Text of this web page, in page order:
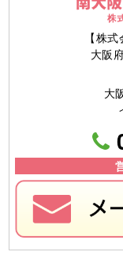
【株
大阪
大